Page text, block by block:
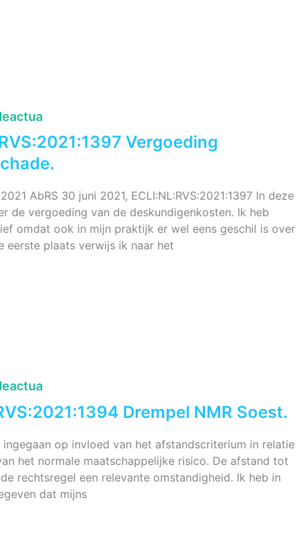
Vergoeding
AbRS 30 juni 2021, ECLI:NL:RVS:2021:1397 In deze
de vergoeding van de deskundigenkosten. Ik heb
omdat ook in mijn praktijk er wel eens geschil is over
eerste plaats verwijs ik naar het
Drempel NMR Soest.
op invloed van het afstandscriterium in relatie
het normale maatschappelijke risico. De afstand tot
rechtsregel een relevante omstandigheid. Ik heb in
dat mijns